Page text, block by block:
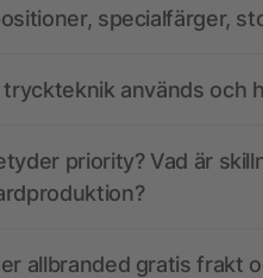
specialfärger,
tryckteknik används och
priority? Vad är
allbranded gratis frakt